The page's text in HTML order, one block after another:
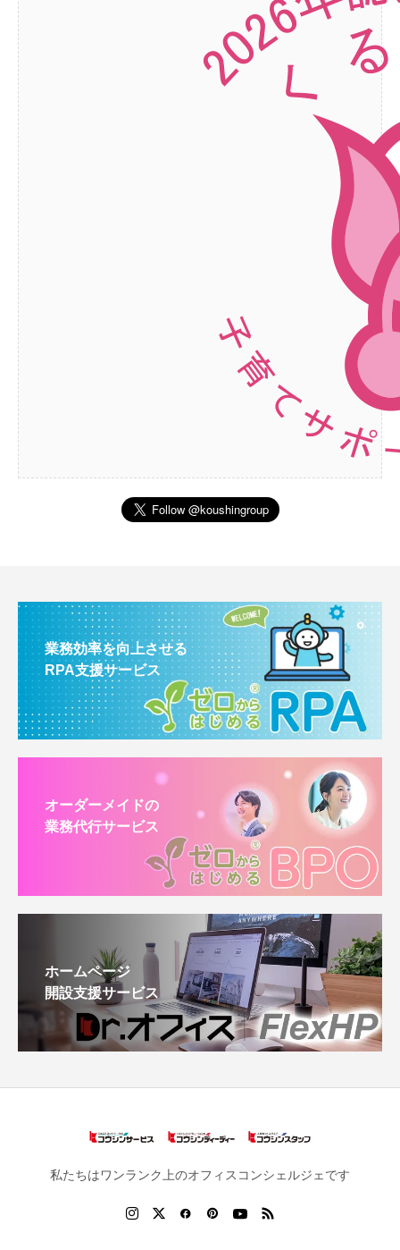
業務効率を向上させる
RPA支援サービス
オーダーメイドの
業務代行サービス
ホームページ
開設支援サービス
私たちはワンランク上のオフィスコンシェルジェです